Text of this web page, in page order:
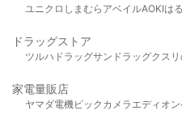
ユニクロ しまむら アベイルAOKIは
ドラッグストア
ツルハドラッグサンドラッグクス
家電量販店
ヤマダ電機ビックカメラ エディオン